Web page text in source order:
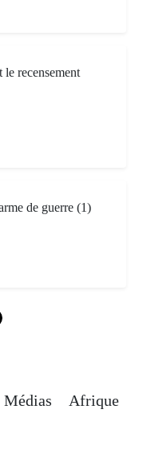
le recensement
de guerre (1)
Médias
Afrique